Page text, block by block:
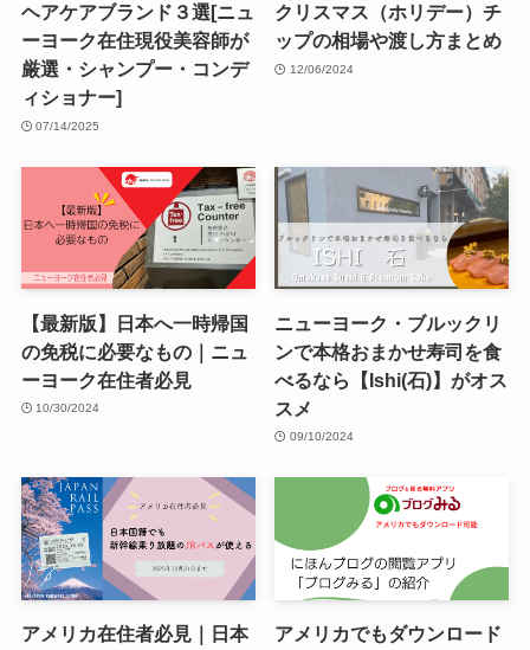
ヘアケアブランド３選[ニュ
ーヨーク在住現役美容師が
厳選・シャンプー・コンデ
ィショナー]
07/14/2025
クリスマス（ホリデー）チ
ップの相場や渡し方まとめ
12/06/2024
【最新版】日本へ一時帰国
の免税に必要なもの｜ニュ
ーヨーク在住者必見
10/30/2024
ニューヨーク・ブルックリ
ンで本格おまかせ寿司を食
べるなら【Ishi(石)】がオス
スメ
09/10/2024
アメリカ在住者必見｜日本
アメリカでもダウンロード